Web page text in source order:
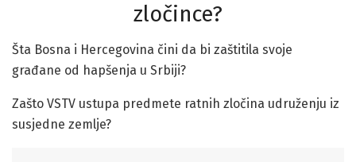
zločince?
Šta Bosna i Hercegovina čini da bi zaštitila svoje
građane od hapšenja u Srbiji?
Zašto VSTV ustupa predmete ratnih zločina udruženju iz
susjedne zemlje?